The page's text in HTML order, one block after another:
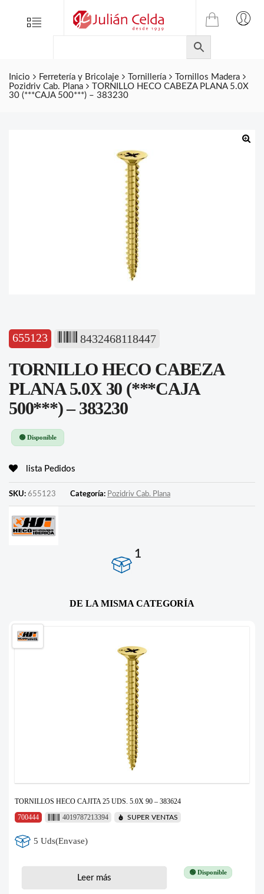
Menu
TIENDA
ONLINE
DE
JULIAN
CELDA
Inicio Ferretería y Bricolaje Tornillería
Tornillos Madera
Pozidriv Cab. Plana
TORNILLO HECO CABEZA PLANA 5.0X
30 (***CAJA 500***) – 383230
655123 8432468118447
TORNILLO HECO CABEZA
PLANA 5.0X 30 (***CAJA
500***) – 383230
🟢 Disponible
lista Pedidos
SKU: 655123 Categoría: Pozidriv Cab. Plana
1
DE LA MISMA CATEGORÍA
TORNILLOS HECO CAJITA 25 UDS. 5.0X 90 – 383624
700444
4019787213394 SUPER VENTAS
5 Uds(Envase)
🟢 Disponible
Leer más
Folletos
Contacto